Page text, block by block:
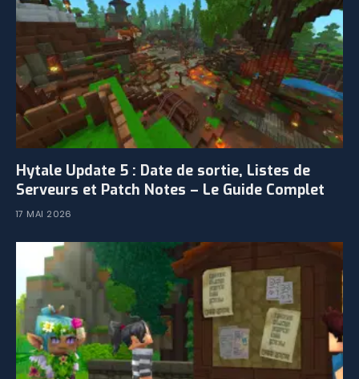
Hytale Update 5 : Date de sortie, Listes de
Serveurs et Patch Notes – Le Guide Complet
17 MAI 2026